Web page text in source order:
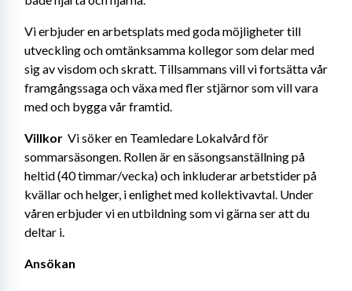
Vi erbjuder en arbetsplats med goda möjligheter till
utveckling och omtänksamma kollegor som delar med
sig av visdom och skratt. Tillsammans vill vi fortsätta vår
framgångssaga och växa med fler stjärnor som vill vara
med och bygga vår framtid.
Villkor Vi söker en Teamledare Lokalvård för
sommarsäsongen. Rollen är en säsongsanställning på
heltid (40 timmar/vecka) och inkluderar arbetstider på
kvällar och helger, i enlighet med kollektivavtal. Under
våren erbjuder vi en utbildning som vi gärna ser att du
deltar i.
Ansökan